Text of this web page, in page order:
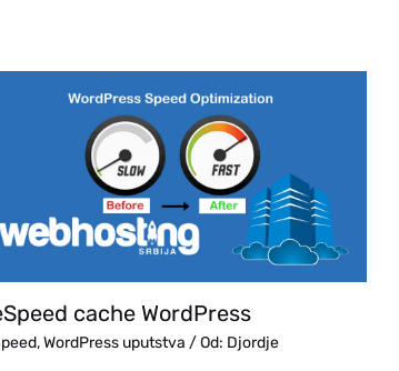
cache WordPress
,WordPress uputstva / Od: Djordje